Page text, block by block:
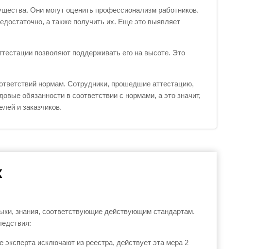
Они могут оценить профессионализм работников.
а также получить их. Еще это выявляет
позволяют поддерживать его на высоте. Это
нормам. Сотрудники, прошедшие аттестацию,
обязанности в соответствии с нормами, а это значит,
и заказчиков.
знания, соответствующие действующим стандартам.
исключают из реестра, действует эта мера 2